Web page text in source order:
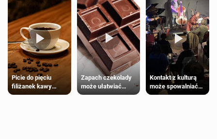
Picie do pięciu
filiżanek kawy
dziennie jest
Zapach czekolady
może ułatwiać
trening siłowy
Kontakt z kulturą
może spowalniać
starzenie